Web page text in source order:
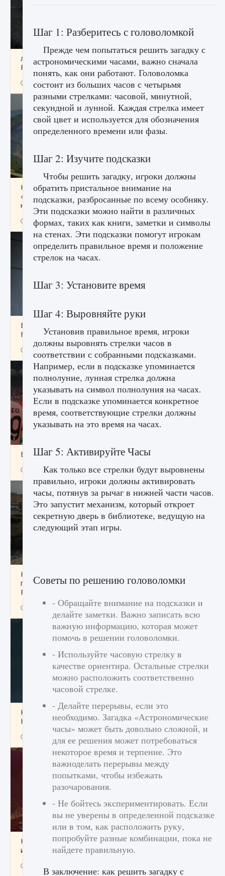
лицензии, лиги, команды и стадионы в EA
FC 25
9 августа 2024 2 395 0 2
Как исправить ошибку Palworld EPalworld
«Идет сохранение мира — Невозможно
начать сохранение данных мира»
9 августа 2024 2 711 0 0
Все новые функции в режиме карьеры EA
FC 25
9 августа 2024 2 096
Входят ли «Милан» и «Интер» в EA FC 25
9 августа 2024 2 064 0 1
Как исправить текстовую ошибку
пользовательского интерфейса Delta
Force Hawk Ops
9 августа 2024 1 945 0 0
Как проверить статус сервера Delta Force
Hawk Ops
0
Как приручить существ джунглей Нари в
игре Creatures of Ava
Шаг 1: Разберитесь с головоломкой
Прежде чем попытаться решить загадку с
астрономическими часами, важно сначала
понять, как они работают. Головоломка
состоит из больших часов с четырьмя
разными стрелками: часовой, минутной,
секундной и лунной. Каждая стрелка имеет
свой цвет и используется для обозначения
определенного времени или фазы.
Шаг 2: Изучите подсказки
Чтобы решить загадку, игроки должны
обратить пристальное внимание на
подсказки, разбросанные по всему особняку.
Эти подсказки можно найти в различных
формах, таких как книги, заметки и символы
на стенах. Эти подсказки помогут игрокам
определить правильное время и положение
стрелок на часах.
Шаг 3: Установите время
Шаг 4: Выровняйте руки
Установив правильное время, игроки
должны выровнять стрелки часов в
соответствии с собранными подсказками.
Например, если в подсказке упоминается
полнолуние, лунная стрелка должна
указывать на символ полнолуния на часах.
Если в подсказке упоминается конкретное
время, соответствующие стрелки должны
указывать на это время на часах.
Шаг 5: Активируйте Часы
Как только все стрелки будут выровнены
правильно, игроки должны активировать
часы, потянув за рычаг в нижней части часов.
Это запустит механизм, который откроет
секретную дверь в библиотеке, ведущую на
следующий этап игры.
Советы по решению головоломки
- Обращайте внимание на подсказки и
делайте заметки. Важно записать всю
важную информацию, которая может
помочь в решении головоломки.
- Используйте часовую стрелку в
качестве ориентира. Остальные стрелки
можно расположить соответственно
часовой стрелке.
- Делайте перерывы, если это
необходимо. Загадка «Астрономические
часы» может быть довольно сложной, и
для ее решения может потребоваться
некоторое время и терпение. Это
важноделать перерывы между
попытками, чтобы избежать
разочарования.
- Не бойтесь экспериментировать. Если
вы не уверены в определенной подсказке
или в том, как расположить руку,
попробуйте разные комбинации, пока не
найдете правильную.
В заключение: как решить загадку с